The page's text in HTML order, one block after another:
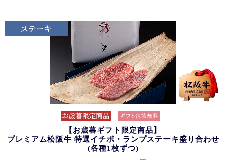
【お歳暮ギフト限定商品】
プレミアム松阪牛 特選イチボ・ランプステーキ盛り合わせ
(各種1枚ずつ)